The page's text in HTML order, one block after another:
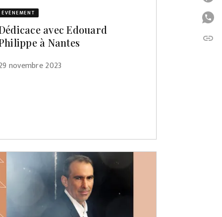
ÉVÈNEMENT
avec Edouard
à Nantes
novembre 2023
link